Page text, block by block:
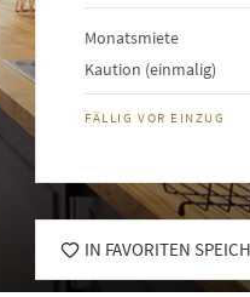
Monatsmiete
Kaution (einmalig)
FÄLLIG VOR EINZUG
IN FAVORITEN